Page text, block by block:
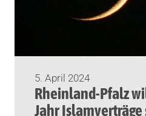
5. April 2024
Rheinland-Pfalz
Jahr